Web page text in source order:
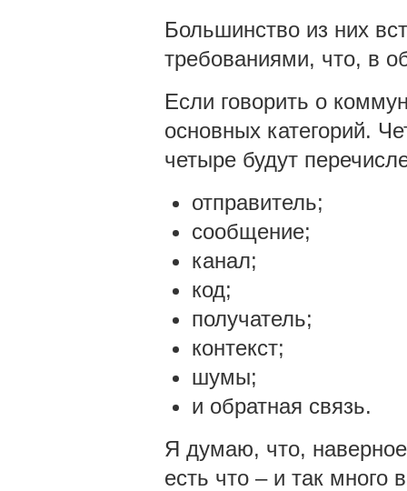
Большинство из них
требованиями, что, в
Если говорить о
основных категорий.
четыре будут
отправитель;
сообщение;
канал;
код;
получатель;
контекст;
шумы;
и обратная связь.
Я думаю, что,
есть что – и так много